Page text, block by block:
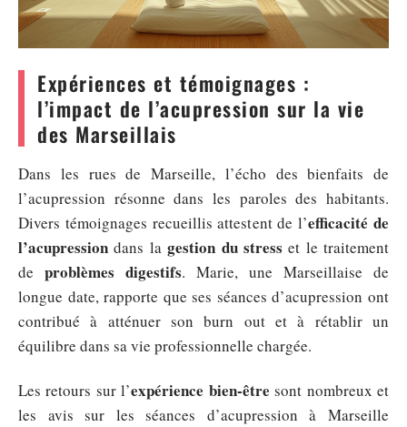
Expériences et témoignages :
l’impact de l’acupression sur la vie
des Marseillais
Dans les rues de Marseille, l’écho des bienfaits de
l’acupression résonne dans les paroles des habitants.
Divers témoignages recueillis attestent de l’efficacité de
l’acupression dans lagestion du stress et le traitement
de problèmes digestifs. Marie, une Marseillaise de
longue date, rapporte que ses séances d’acupression ont
contribué à atténuer son burn out et à rétablir un
équilibre dans sa vie professionnelle chargée.
Les retours sur l’expérience bien-être sont nombreux et
les avis sur les séances d’acupression à Marseille